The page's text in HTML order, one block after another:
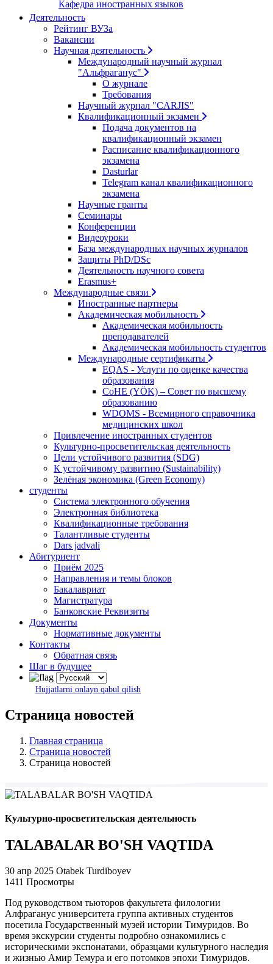
Кафедра иностранных языков
Деятельность
Рейтинг ВУЗа
Вакансии
Научная деятельность
Международный научный журнал
"Альфраганус"
О журнале
Требования
Научный журнал "CARJIS"
Квалификационный экзамен
Подача документов на
квалификационный экзамен
Расписание квалификационного
экзамена
Dasturlar
Telegram канал квалификационного
экзамена
Научные гранты
Семинары
Конференции
Видеоуроки
База международных научных журналов
Защиты PhD/DSc
Деятельность научного совета
Erasmus+
Международные связи
Иностранные партнеры
Академическая мобильность
Академическая мобильность
преподавателей
Академическая мобильность студентов
Международные сертификаты
EQAS - Услуги по оценке качества
образования
CoHE (YÖK) – Совет по высшему
образованию
WDOMS - Всемирного справочника
медицинских школ
Привлечение иностранных студентов
Культурно-просветительская деятельность
Цели устойчивого развития (SDG)
К устойчивому развитию (Sustainability)
Зелёная экономика (Green Economy)
студенты
Система электронного обучения
Электронная библиотека
Квалификационные требования
Талантливые студенты
Dars jadvali
Абитуриент
Приём 2025
Направления и темы блоков
Бакалавриат
Магистратура
Банковские Реквизиты
Документы
Нормативные документы
Контакты
Обратная связь
Шаг в будущее
Hujjatlarni onlayn qabul qilish
Страница новостей
Главная страница
Страница новостей
Страница новостей
Культурно-просветительская деятельность
TALABALAR BO'SH VAQTIDA
30 апр 2025 Otabek Turdiboyev
1411 Просмотры
Под руководством тьюторов факультета филологии
Алфраганус yниверситета группа активных студентов
посетила Государственный музей истории Тимуридов. Во
время экскурсии студенты подробно ознакомились с
историческими экспонатами, образцами культурного наследия
и жизнью Амир Темура и его потомков эпохи Тимуридов.